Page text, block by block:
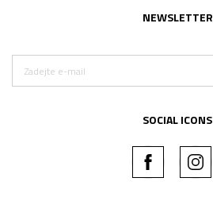
NEWSLETTER
SOCIAL ICONS